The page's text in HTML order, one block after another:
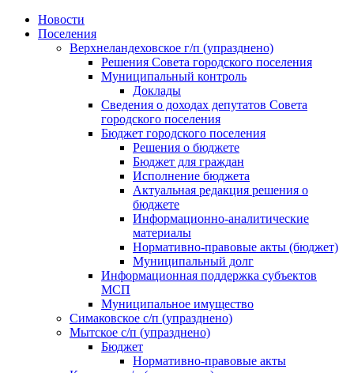
Skip
Новости
Поселения
Верхнеландеховское г/п (упразднено)
Решения Совета городского поселения
Муниципальный контроль
Доклады
Сведения о доходах депутатов Совета
городского поселения
Бюджет городского поселения
Решения о бюджете
Бюджет для граждан
Исполнение бюджета
Актуальная редакция решения о
бюджете
Информационно-аналитические
материалы
Нормативно-правовые акты (бюджет)
Муниципальный долг
Информационная поддержка субъектов
МСП
Муниципальное имущество
Симаковское с/п (упразднено)
Мытское с/п (упразднено)
Бюджет
Нормативно-правовые акты